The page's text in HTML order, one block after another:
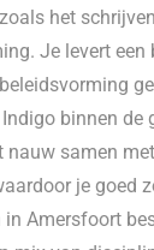
het
Je levert een
binnen de
nauw samen
je goed
in Amersfoort